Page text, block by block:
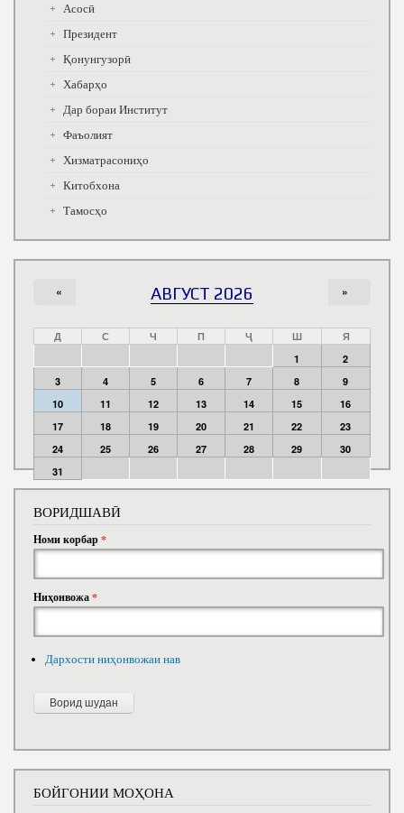
Асосӣ
Президент
Қонунгузорӣ
Хабарҳо
Дар бораи Институт
Фаъолият
Хизматрасониҳо
Китобхона
Тамосҳо
АВГУСТ 2026
« »
Д С Ч П Ҷ Ш
Я
1
2
3
4 5 6 7 8
9
10
11 12 13 14 15
16
17
18 19 20 21 22
23
24
25 26 27 28 29
30
31
ВОРИДШАВӢ
Номи корбар*
Ниҳонвожа*
Дархости ниҳонвожаи нав
БОЙГОНИИ МОҲОНА